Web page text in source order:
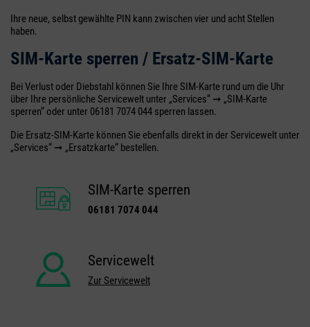
Ihre neue, selbst gewählte PIN kann zwischen vier und acht Stellen
haben.
SIM-Karte sperren / Ersatz-SIM-Karte
Bei Verlust oder Diebstahl können Sie Ihre SIM-Karte rund um die Uhr
über Ihre persönliche Servicewelt unter „Services“ ➞ „SIM-Karte
sperren“ oder unter 06181 7074 044 sperren lassen.
Die Ersatz-SIM-Karte können Sie ebenfalls direkt in der Servicewelt unter
„Services“ ➞ „Ersatzkarte“ bestellen.
SIM-Karte sperren
06181 7074 044
Servicewelt
Zur Servicewelt